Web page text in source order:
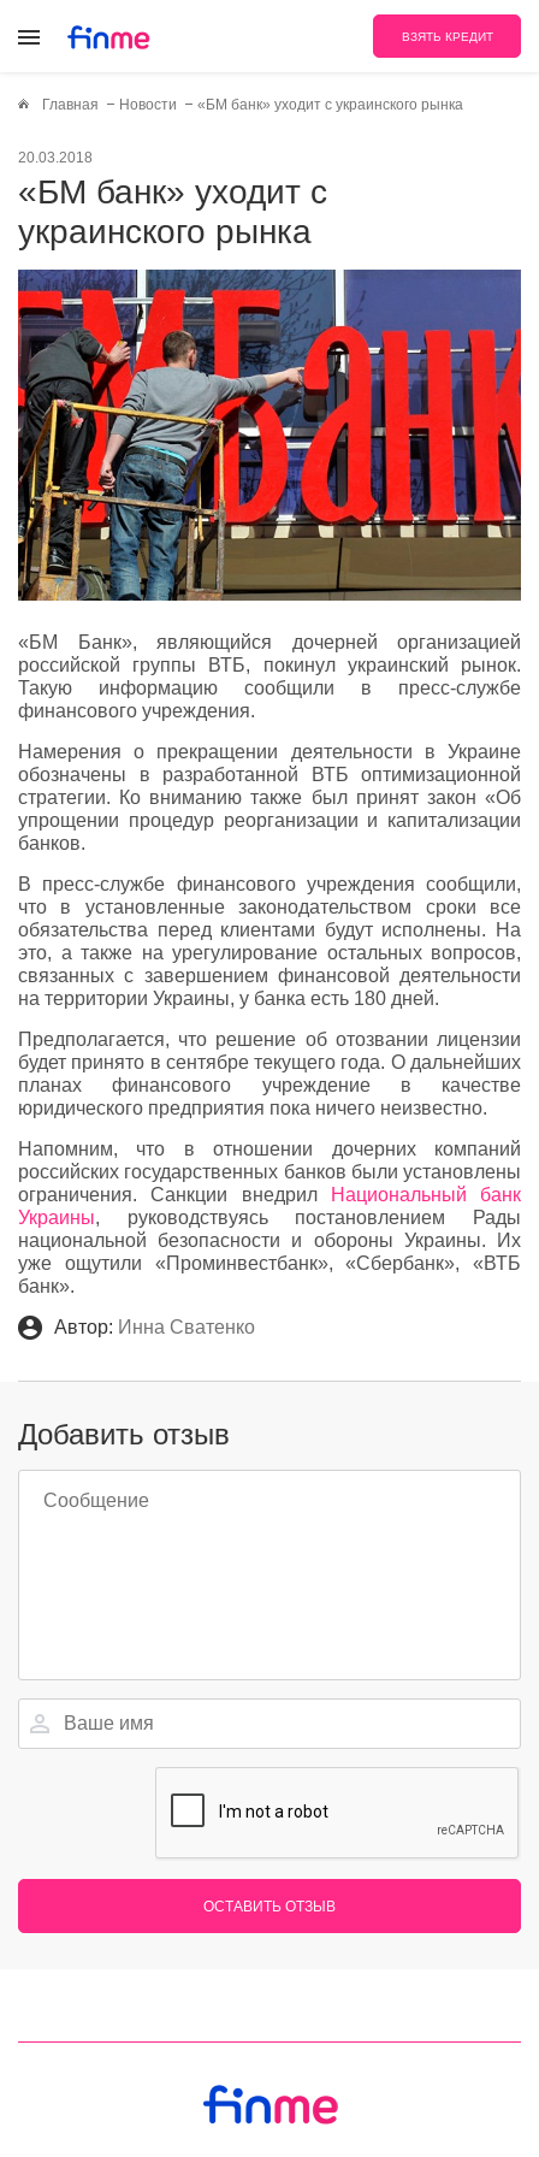
ВЗЯТЬ КРЕДИТ
Главная Новости «БМ банк» уходит с украинского рынка
20.03.2018
«БМ банк» уходит с
украинского рынка
«БМ Банк», являющийся дочерней организацией
российской группы ВТБ, покинул украинский рынок.
Такую информацию сообщили в пресс-службе
финансового учреждения.
Намерения о прекращении деятельности в Украине
обозначены в разработанной ВТБ оптимизационной
стратегии. Ко вниманию также был принят закон «Об
упрощении процедур реорганизации и капитализации
банков.
В пресс-службе финансового учреждения сообщили,
что в установленные законодательством сроки все
обязательства перед клиентами будут исполнены. На
это, а также на урегулирование остальных вопросов,
связанных с завершением финансовой деятельности
на территории Украины, у банка есть 180 дней.
Предполагается, что решение об отозвании лицензии
будет принято в сентябре текущего года. О дальнейших
планах финансового учреждение в качестве
юридического предприятия пока ничего неизвестно.
Напомним, что в отношении дочерних компаний
российских государственных банков были установлены
ограничения. Санкции внедрил
Национальный банк
Украины, руководствуясь постановлением Рады
национальной безопасности и обороны Украины. Их
уже ощутили «Проминвестбанк», «Сбербанк», «ВТБ
банк».
Автор: Инна Сватенко
Добавить отзыв
ОСТАВИТЬ ОТЗЫВ